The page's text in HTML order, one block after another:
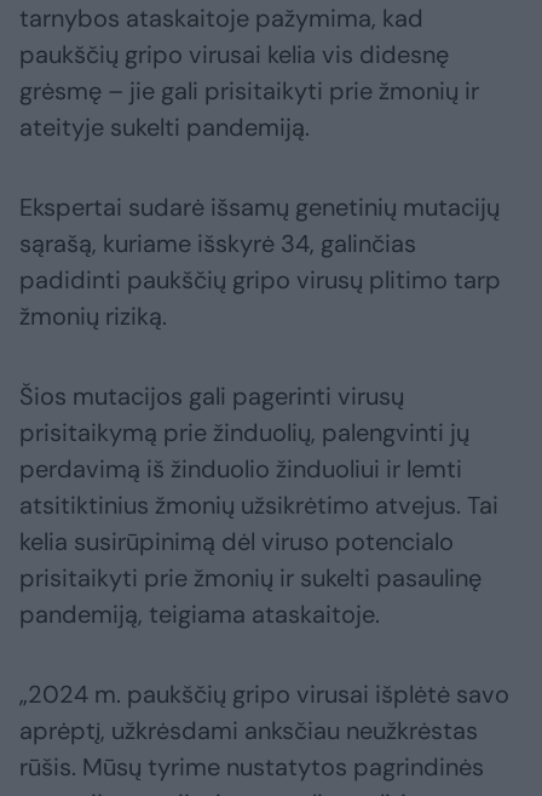
tarnybos ataskaitoje pažymima, kad
paukščių gripo virusai kelia vis didesnę
grėsmę – jie gali prisitaikyti prie žmonių ir
ateityje sukelti pandemiją.
Ekspertai sudarė išsamų genetinių mutacijų
sąrašą, kuriame išskyrė 34, galinčias
padidinti paukščių gripo virusų plitimo tarp
žmonių riziką.
Šios mutacijos gali pagerinti virusų
prisitaikymą prie žinduolių, palengvinti jų
perdavimą iš žinduolio žinduoliui ir lemti
atsitiktinius žmonių užsikrėtimo atvejus. Tai
kelia susirūpinimą dėl viruso potencialo
prisitaikyti prie žmonių ir sukelti pasaulinę
pandemiją, teigiama ataskaitoje.
„2024 m. paukščių gripo virusai išplėtė savo
aprėptį, užkrėsdami anksčiau neužkrėstas
rūšis. Mūsų tyrime nustatytos pagrindinės